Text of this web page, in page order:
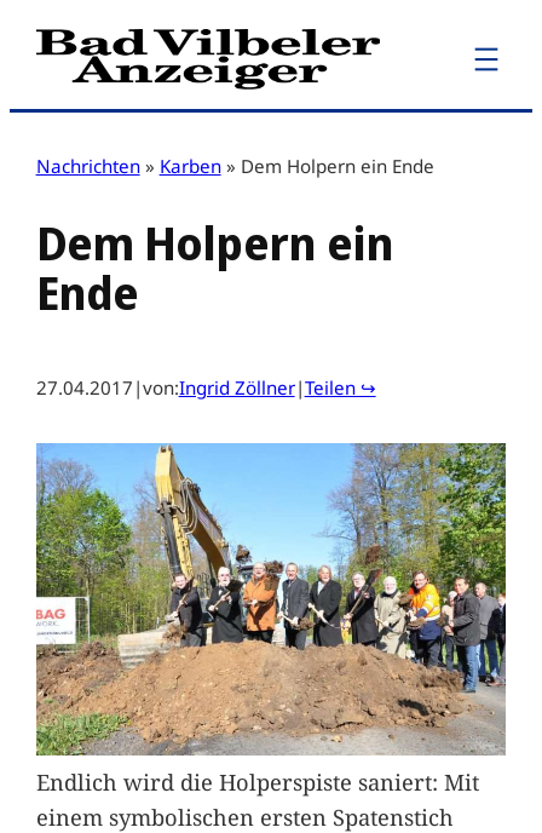
Zum
Inhalt
Nachrichten » Karben » Dem Holpern ein Ende
Dem Holpern ein
Ende
27.04.2017 |von:Ingrid Zöllner|Teilen ↪
Endlich wird die Holperspiste saniert: Mit
einem symbolischen ersten Spatenstich